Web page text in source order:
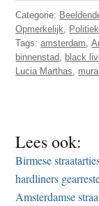
Categorie:
Opmerkelijk
Politiek
Tags:amsterdam ,
binnenstad
black
Lucia Marthas
mural
Lees ook:
Birmese
hardliners
Amsterdamse